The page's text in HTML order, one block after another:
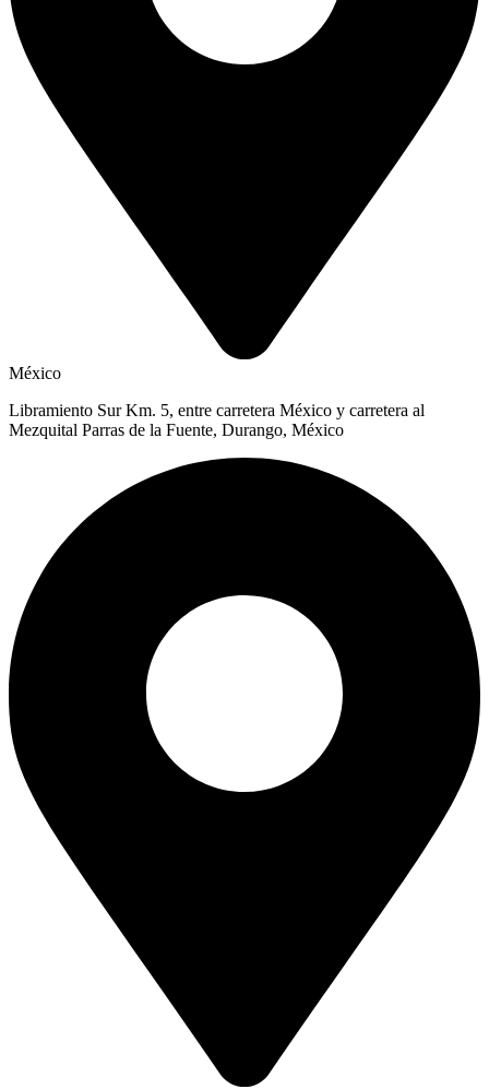
México
Libramiento Sur Km. 5, entre carretera México y carretera al
Mezquital Parras de la Fuente, Durango, México